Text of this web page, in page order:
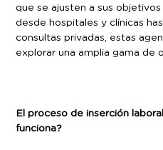
que se ajusten a sus
desde hospitales y clínicas
consultas privadas, estas
explorar una amplia gama de
El proceso de inserción
funciona?